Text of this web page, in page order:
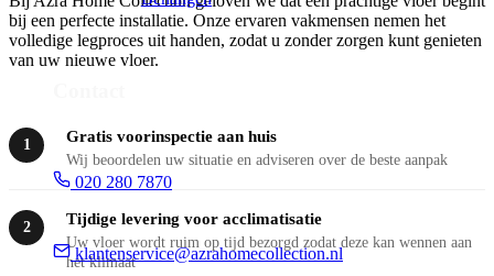
020 280 7870
klantenservice@azrahomecollection.nl
bij een perfecte installatie. Onze ervaren vakmensen nemen het
volledige legproces uit handen, zodat u zonder zorgen kunt genieten
van uw nieuwe vloer.
1 Gratis voorinspectie aan huis
Wij beoordelen uw situatie en adviseren over de beste aanpak
2 Tijdige levering voor acclimatisatie
Uw vloer wordt ruim op tijd bezorgd zodat deze kan wennen aan
het klimaat